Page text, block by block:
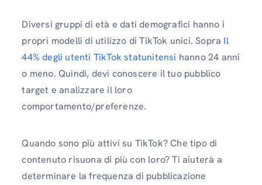
Diversi gruppi di età e dati demografici hanno i
propri modelli di utilizzo di TikTok unici. Sopra Il
44% degli utenti TikTok statunitensi hanno 24 anni
o meno. Quindi, devi conoscere il tuo pubblico
target e analizzare il loro
comportamento/preferenze.
Quando sono più attivi su TikTok? Che tipo di
contenuto risuona di più con loro? Ti aiuterà a
determinare la frequenza di pubblicazione